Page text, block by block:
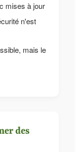
mises à jour
n'est
mais le
des